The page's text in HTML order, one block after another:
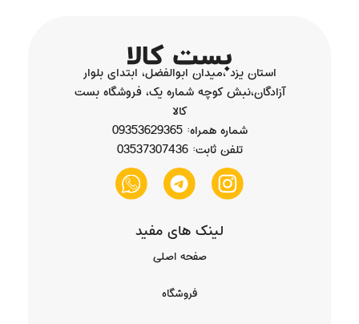
استان یزد ،میدان ابوالفضل، ابتدای بلوار
آزادگان،نبش کوچه شماره یک، فروشگاه بست
کالا
شماره همراه: 09353629365
تلفن ثابت: 03537307436
لینک های مفید
صفحه اصلی
فروشگاه